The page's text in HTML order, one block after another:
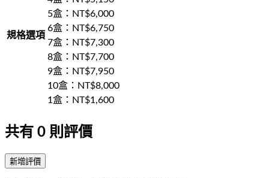
規格選項
5盒 ：NT$6,000
6盒 ：NT$6,750
7盒 ：NT$7,300
8盒 ：NT$7,700
9盒 ：NT$7,950
10盒 ：NT$8,000
1盒 ：NT$1,600
共有 0 則評價
新增評價